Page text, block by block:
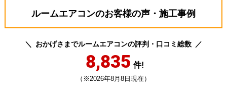
ルームエアコンのお客様の声・施工事例
おかげさまでルームエアコンの評判・口コミ総数
8,835 件!
（※2026年8月8日現在）